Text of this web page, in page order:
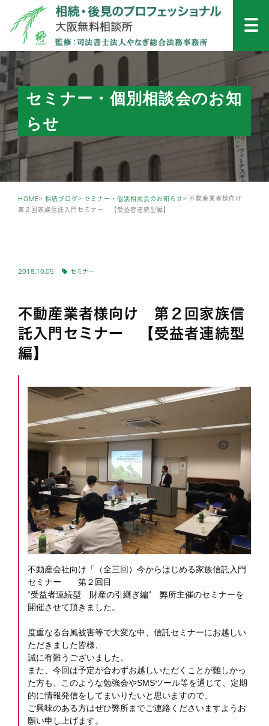
セミナー・個別相談会のお知
らせ
HOME 相続ブログ セミナー・個別相談会のお知らせ
不動産業者様向け
第２回家族信託入門セミナー 【受益者連続型編】
2018.10.05 セミナー
不動産業者様向け 第２回家族信
託入門セミナー 【受益者連続型
編】
不動産会社向け「（全三回）今からはじめる家族信託入門
セミナー 第２回目
“受益者連続型 財産の引継ぎ編” 弊所主催のセミナーを
開催させて頂きました。
度重なる台風被害等で大変な中、信託セミナーにお越しい
ただきました皆様、
誠に有難うございました。
また、今回は予定が合わずお越しいただくことが難しかっ
た方も、このような勉強会やSMSツール等を通じて、定期
的に情報発信をしてまいりたいと思いますので、
ご興味のある方はぜひ弊所までご連絡くださいますようお
願い申し上げます。